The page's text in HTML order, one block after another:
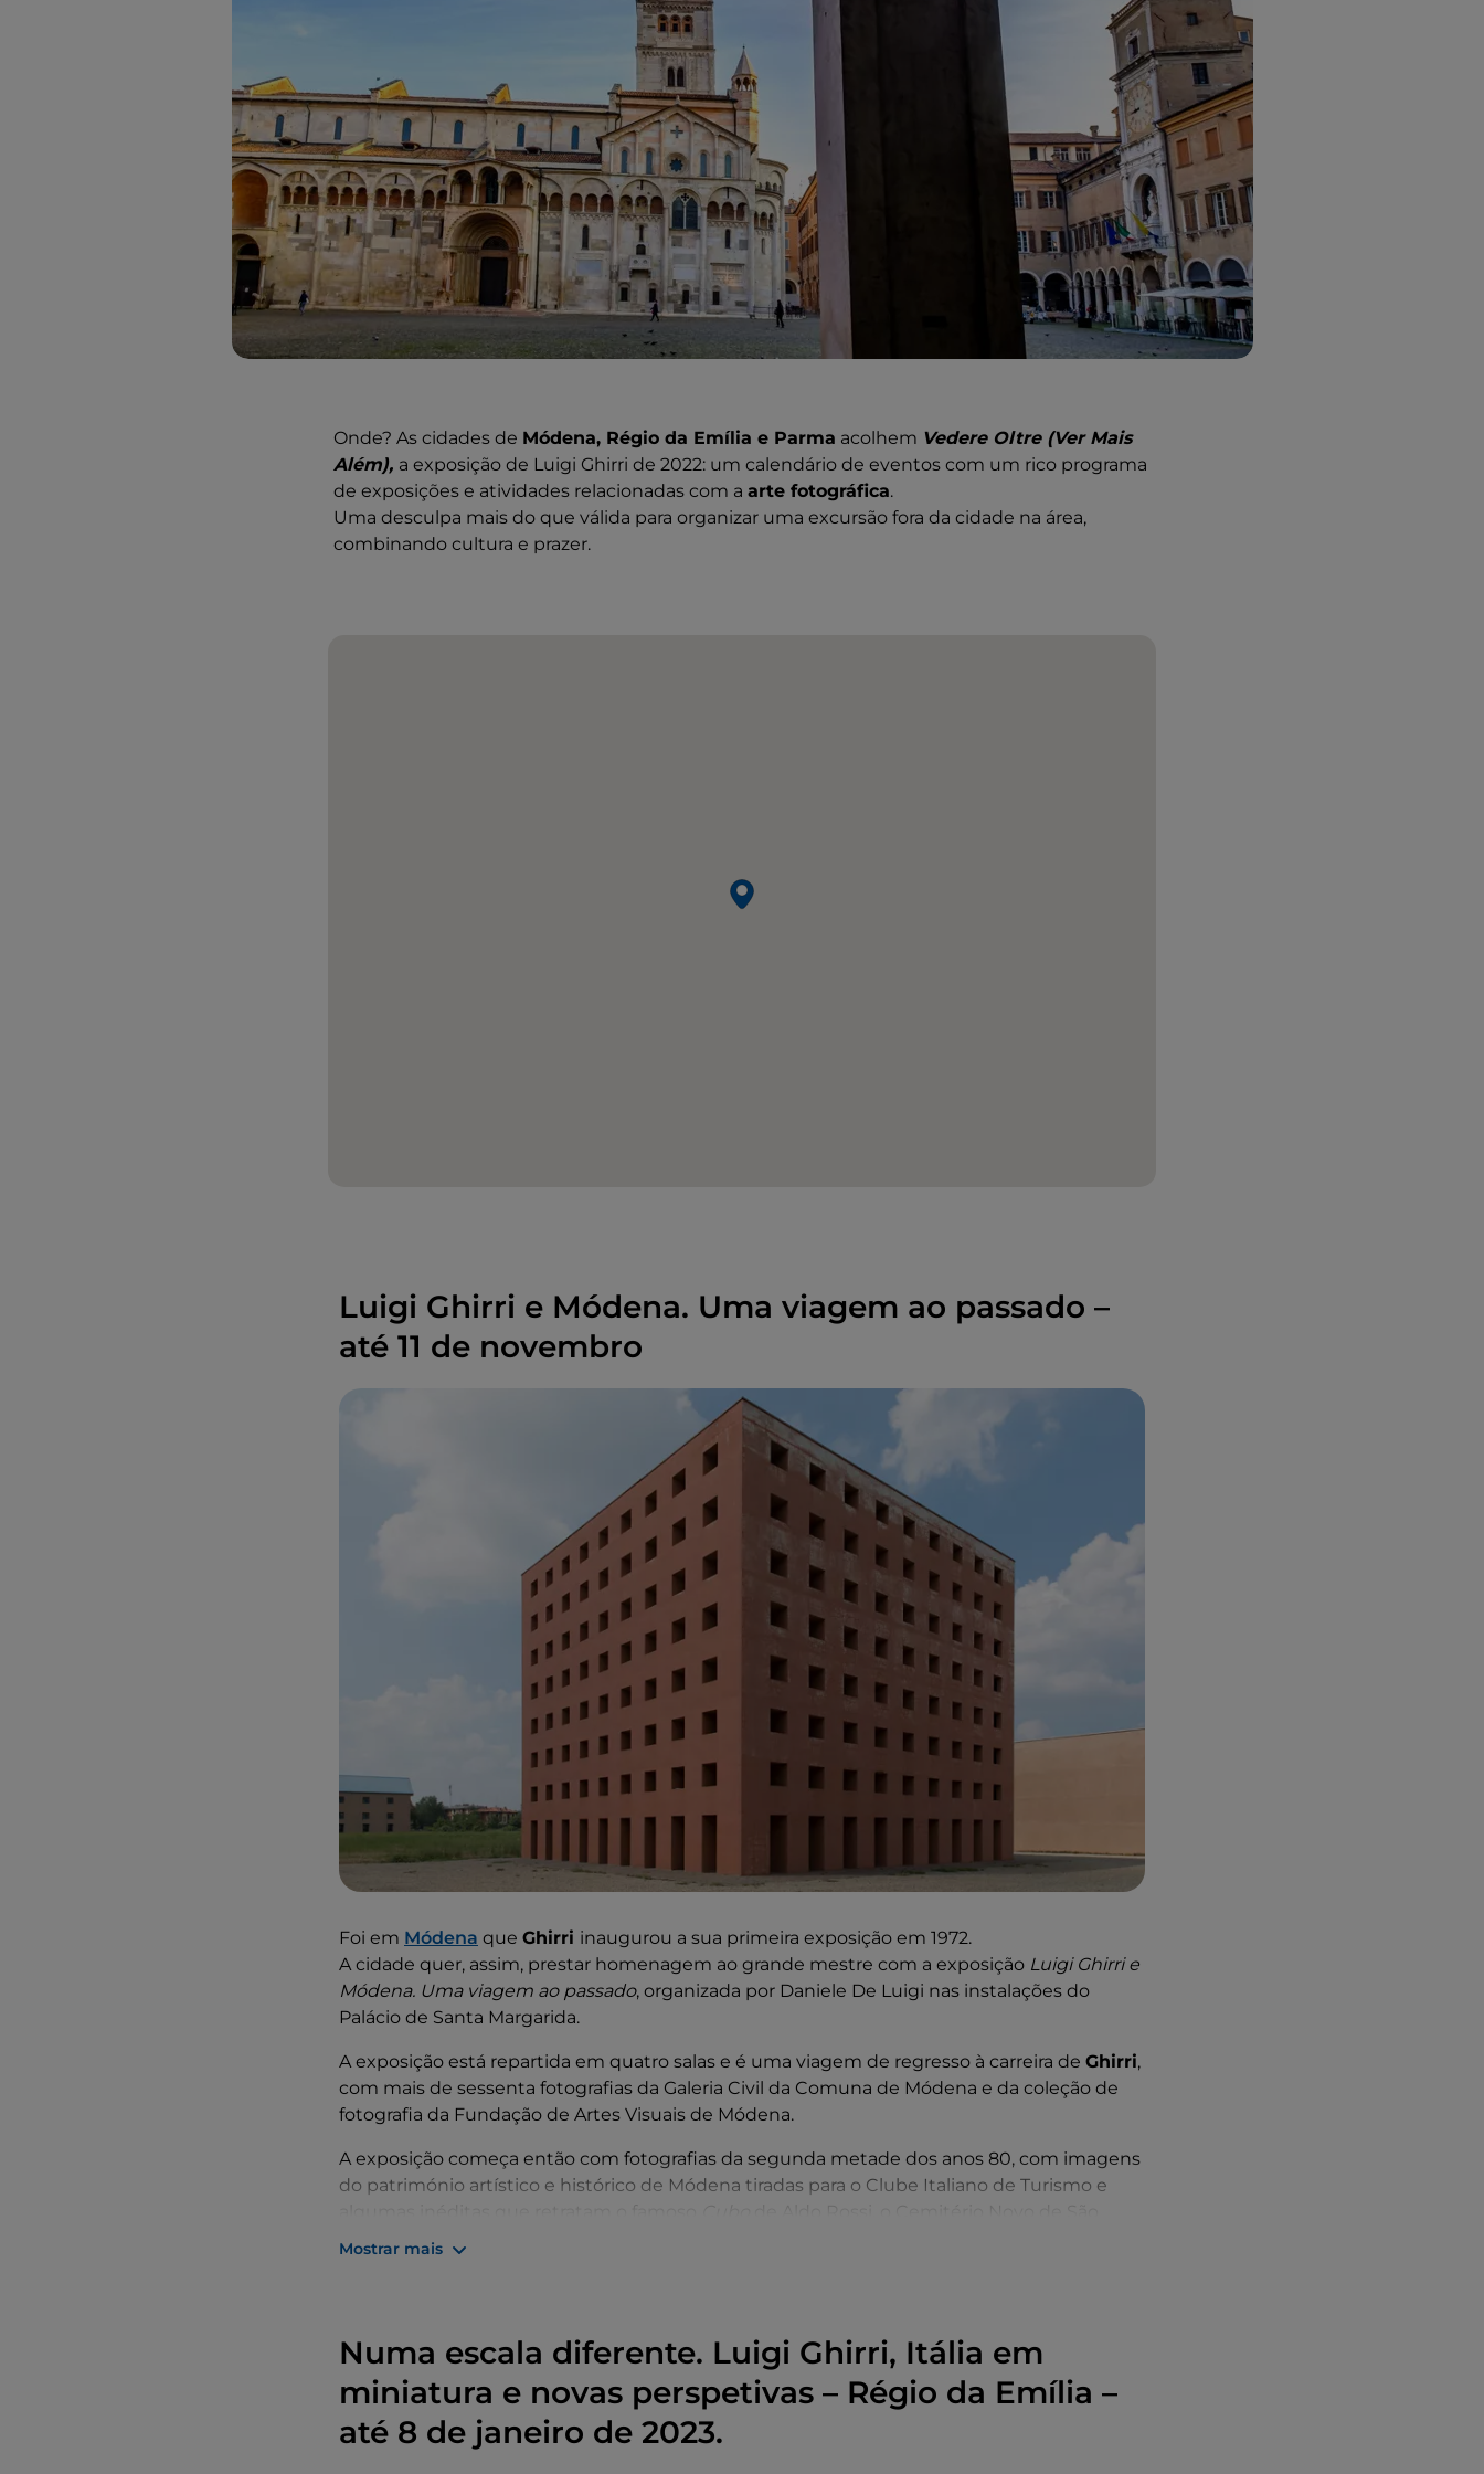
Onde? As cidades de Módena, Régio da Emília e Parma acolhem Vedere Oltre (Ver Mais
Além), a exposição de Luigi Ghirri de 2022: um calendário de eventos com um rico programa
de exposições e atividades relacionadas com a arte fotográfica.
Uma desculpa mais do que válida para organizar uma excursão fora da cidade na área,
combinando cultura e prazer.
Luigi Ghirri e Módena. Uma viagem ao passado –
até 11 de novembro
Foi em Módena que Ghirri inaugurou a sua primeira exposição em 1972.
A cidade quer, assim, prestar homenagem ao grande mestre com a exposição Luigi Ghirri e
Módena. Uma viagem ao passado, organizada por Daniele De Luigi nas instalações do
Palácio de Santa Margarida.
A exposição está repartida em quatro salas e é uma viagem de regresso à carreira de Ghirri,
com mais de sessenta fotografias da Galeria Civil da Comuna de Módena e da coleção de
fotografia da Fundação de Artes Visuais de Módena.
A exposição começa então com fotografias da segunda metade dos anos 80, com imagens
do património artístico e histórico de Módena tiradas para o Clube Italiano de Turismo e
Cataldo em Módena, projetado em 1971.
No final da visita, faça uma caminhada de dois minutos até ao relaxante Parque do Jardim
Ducal Estense, depois pare para provar a crescentina no Trattoria Il Fantino e, finalmente,
desfrute do som mágico do jazz no Cotton Club.
Mostrar mais
Numa escala diferente. Luigi Ghirri, Itália em
miniatura e novas perspetivas – Régio da Emília –
até 8 de janeiro de 2023.